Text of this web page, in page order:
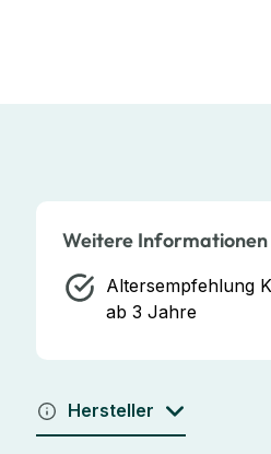
Weitere Informationen
Altersempfehlung
ab 3 Jahre
Hersteller